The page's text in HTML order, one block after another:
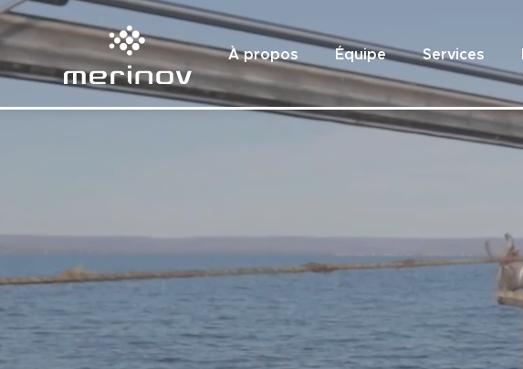
À propos Équipe Services